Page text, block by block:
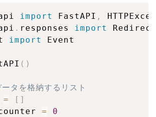
import FastAPI ,
. responses import
import Event
( )
タを格納するリスト
= [ ]
= 0